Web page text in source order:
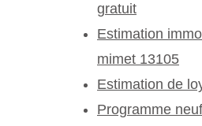
gratuit
Estimation
mimet 13105
Estimation de
Programme